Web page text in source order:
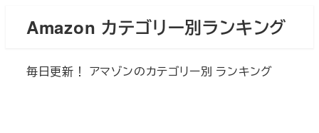
Amazon カテゴリー別ランキング
毎日更新！ アマゾンのカテゴリー別 ランキング